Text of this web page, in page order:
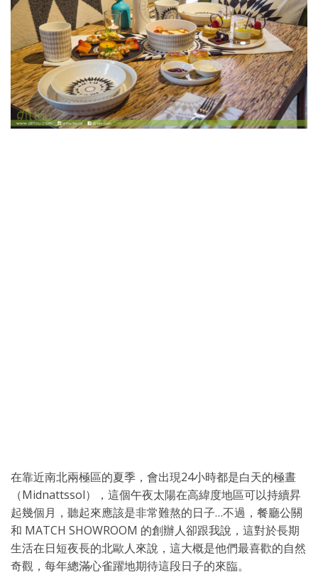
在靠近南北兩極區的夏季，會出現24小時都是白天的極晝
（Midnattssol），這個午夜太陽在高緯度地區可以持續昇
起幾個月，聽起來應該是非常難熬的日子…不過，餐廳公關
和 MATCH SHOWROOM 的創辦人卻跟我說，這對於長期
生活在日短夜長的北歐人來說，這大概是他們最喜歡的自然
奇觀，每年總滿心雀躍地期待這段日子的來臨。